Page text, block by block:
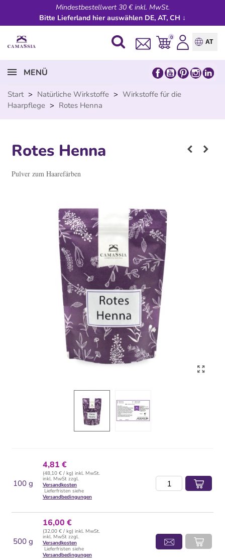
Mindestbestellwert 30 € inkl. MwSt.
Bitte Lieferland hier auswählen DE, AT, CH ↓
0
AT
MENÜ
Start > Natürliche Wirkstoffe > Wirkstoffe für die
Haarpflege > Rotes Henna
Rotes Henna
Pulver zum Haarefärben
100 g
4,81 €
(48,10 € / kg) inkl. MwSt.
inkl. MwSt zzgl.
Versandkosten
Lieferfristen siehe
Versandbedingungen
500 g
16,00 €
(32,00 € / kg) inkl. MwSt.
inkl. MwSt zzgl.
Versandkosten
Lieferfristen siehe
Versandbedingungen